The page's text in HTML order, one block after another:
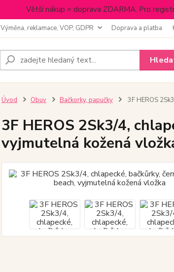
Větší nákup = doprava ZDARMA. Pro
Výměna, reklamace, VOP, GDPR Doprava a platba
Úvod Obuv Bačkorky, papučky 3F HEROS
3F HEROS 2Sk3/4,
vyjmutelná kožená